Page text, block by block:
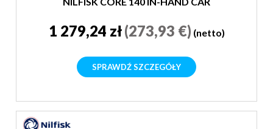
1 279,24 zł(273,93 €) (netto)
SPRAWDŹ SZCZEGÓŁY